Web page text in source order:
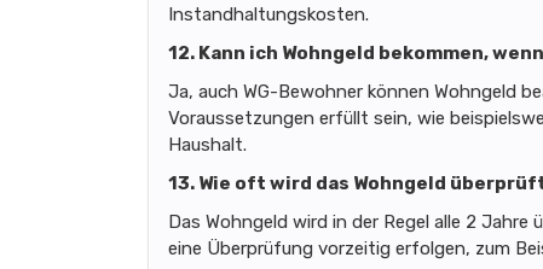
Instandhaltungskosten.
12. Kann ich Wohngeld bekommen,
Ja, auch WG-Bewohner können Wohngeld
Voraussetzungen erfüllt sein, wie
Haushalt.
13. Wie oft wird das Wohngeld
Das Wohngeld wird in der Regel alle 2
eine Überprüfung vorzeitig erfolgen, zum